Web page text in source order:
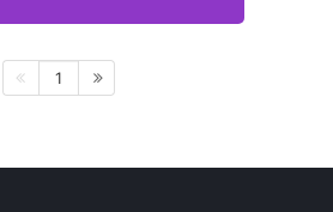
1